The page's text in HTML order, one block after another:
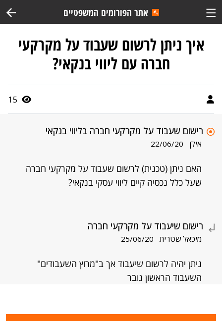
אתר הפורומים המשפטיים
איך ניתן לרשום שעבוד על מקרקעי
חברה עם ליווי בנקאי?
15
רישום שעבוד על מקרקעי חברה בליווי בנקאי
אילן 22/06/20
האם ניתן (טכנית) לרשום שעבוד על מקרקעי חברה
שעל כלל נכסיה קיים ליווי עסקי בנקאי?
רישום שיעבוד על מקרקעי חברה
מיכאל שטרית 25/06/20
ניתן יהיה לרשום שיעבוד אך ב"מרוץ השעבודים"
השעבוד הראשון גובר